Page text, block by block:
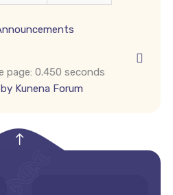
page: 0.450 seconds
Kunena Forum